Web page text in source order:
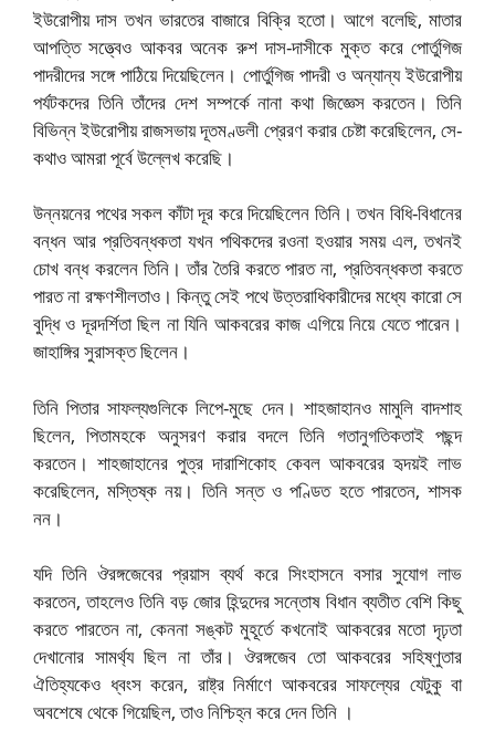
ইউরোপীয় দাস তখন ভারতের বাজারে বিক্রি হতো। আগে বলেছি, মাতার
আপত্তি সত্ত্বেও আকবর অনেক রুশ দাস-দাসীকে মুক্ত করে পোর্তুগিজ
পাদরীদের সঙ্গে পাঠিয়ে দিয়েছিলেন। পোর্তুগিজ পাদরী ও অন্যান্য ইউরোপীয়
পর্যটকদের তিনি তাঁদের দেশ সম্পর্কে নানা কথা জিজ্ঞেস করতেন। তিনি
বিভিন্ন ইউরোপীয় রাজসভায় দূতমণ্ডলী প্রেরণ করার চেষ্টা করেছিলেন, সে-
কথাও আমরা পূর্বে উল্লেখ করেছি।
উন্নয়নের পথের সকল কাঁটা দূর করে দিয়েছিলেন তিনি। তখন বিধি-বিধানের
বন্ধন আর প্রতিবন্ধকতা যখন পথিকদের রওনা হওয়ার সময় এল, তখনই
চোখ বন্ধ করলেন তিনি। তাঁর তৈরি করতে পারত না, প্রতিবন্ধকতা করতে
পারত না রক্ষণশীলতাও। কিন্তু সেই পথে উত্তরাধিকারীদের মধ্যে কারো সে
বুদ্ধি ও দূরদর্শিতা ছিল না যিনি আকবরের কাজ এগিয়ে নিয়ে যেতে পারেন।
জাহাঙ্গির সুরাসক্ত ছিলেন।
তিনি পিতার সাফল্যগুলিকে লিপে-মুছে দেন। শাহজাহানও মামুলি বাদশাহ
ছিলেন, পিতামহকে অনুসরণ করার বদলে তিনি গতানুগতিকতাই পছন্দ
করতেন। শাহজাহানের পুত্র দারাশিকোহ কেবল আকবরের হৃদয়ই লাভ
করেছিলেন, মস্তিষ্ক নয়। তিনি সন্ত ও পণ্ডিত হতে পারতেন, শাসক
নন।
যদি তিনি ঔরঙ্গজেবের প্রয়াস ব্যর্থ করে সিংহাসনে বসার সুযোগ লাভ
করতেন, তাহলেও তিনি বড় জোর হিন্দুদের সন্তোষ বিধান ব্যতীত বেশি কিছু
করতে পারতেন না, কেননা সঙ্কট মুহূর্তে কখনোই আকবরের মতো দৃঢ়তা
দেখানোর সামর্থ্য ছিল না তাঁর। ঔরঙ্গজেব তো আকবরের সহিষ্ণুতার
ঐতিহ্যকেও ধ্বংস করেন, রাষ্ট্র নির্মাণে আকবরের সাফল্যের যেটুকু বা
অবশেষে থেকে গিয়েছিল, তাও নিশ্চিহ্ন করে দেন তিনি ।